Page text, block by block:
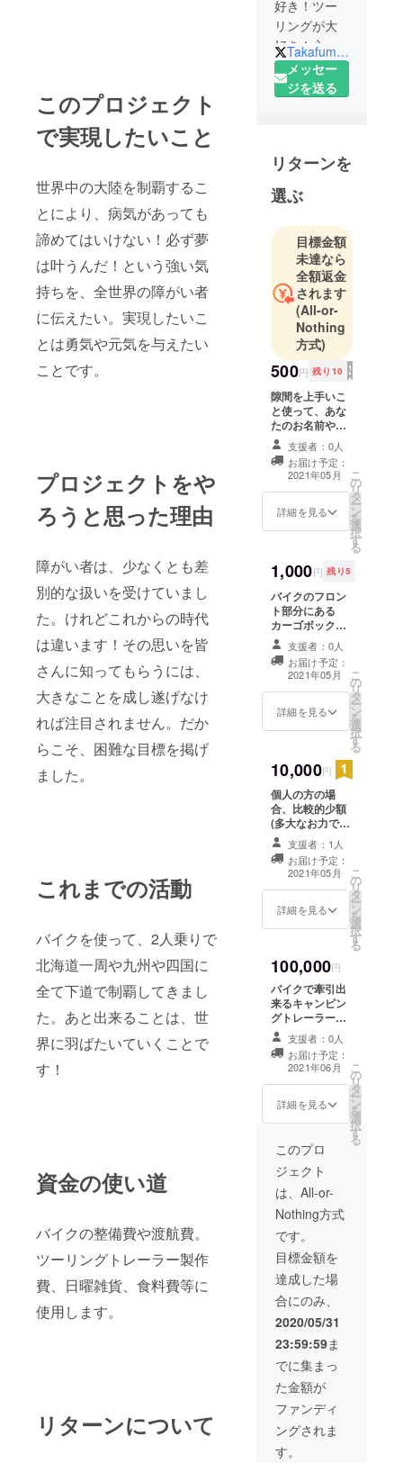
このプロジェクト
で実現したいこと
世界中の大陸を制覇するこ
とにより、病気があっても
諦めてはいけない！必ず夢
は叶うんだ！という強い気
持ちを、全世界の障がい者
に伝えたい。実現したいこ
とは勇気や元気を与えたい
ことです。
プロジェクトをや
ろうと思った理由
障がい者は、少なくとも差
別的な扱いを受けていまし
た。けれどこれからの時代
は違います！その思いを皆
さんに知ってもらうには、
大きなことを成し遂げなけ
れば注目されません。だか
らこそ、困難な目標を掲げ
ました。
これまでの活動
バイクを使って、2人乗りで
北海道一周や九州や四国に
全て下道で制覇してきまし
た。あと出来ることは、世
界に羽ばたいていくことで
す！
資金の使い道
バイクの整備費や渡航費。
ツーリングトレーラー製作
費、日曜雑貨、食料費等に
使用します。
リターンについて
好き！ツー
リングが大
好き！心と
身体に障害
を持ってい
との思いを
実現するた
めに奮闘
中。
TakafumiYBR125
メッセー
ジを送る
リターンを
選ぶ
目標金額
未達なら
全額返金
されます
(All-or-
Nothing
方式)
500円 残り10
隙間を上手いこ
と使って、あな
たのお名前や
ニックネームを
ステッカーで
貼っていきます
よー。一緒に頑
張りましょう
ね！
支援者：0人
お届け予定：
2021年05月
詳細を見る
こ
の
リ
タ
ー
ン
を
選
択
す
る
1,000円 残り5
バイクのフロン
ト部分にある
カーゴボックス
に、あなたのお
名前やニック
ネームを貼っ
ちゃいます！一
人でも多くの方
に参加してもら
支援者：0人
お届け予定：
2021年05月
詳細を見る
こ
の
リ
タ
ー
ン
を
選
択
す
る
10,000円
個人の方の場
合、比較的少額
(多大なお力で
す)から、個人名
やニックネーム
など、ステッ
カーをしっかり
と貼っていきま
す。少しでも多
ました。金額の
大小によって多
少はステッカー
の大きさが変わ
りますが、素敵
なお気持ちを表
す証としていか
がですか？
支援者：1人
お届け予定：
2021年05月
詳細を見る
こ
の
リ
タ
ー
ン
を
選
択
す
る
100,000円
バイクで牽引出
来るキャンピン
グトレーラー
に、各企業や個
人指定の、企業
名やロゴのス
テッカーを貼っ
て、障がい者を
積極的に支援す
ルします。
支援者：0人
お届け予定：
2021年06月
詳細を見る
こ
の
リ
タ
ー
ン
を
選
択
す
る
このプロ
ジェクト
は、All-or-
Nothing方式
です。
目標金額を
達成した場
合にのみ、
2020/05/31
23:59:59ま
でに集まっ
た金額が
ファンディ
ングされま
す。